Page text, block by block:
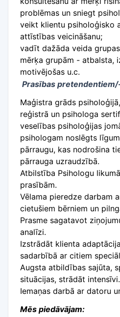
problēmas un sniegt
veikt klientu psiholoģisko
attīstības veicināšanu;
vadīt dažāda veida
mērķa grupām - atbalsta,
motivējošas u.c.
Prasības
Maģistra grāds
reģistrā un psihologa
veselības psiholoģijas
psihologam noslēgts
pārraugu, kas nodrošina
pārrauga uzraudzībā.
Atbilstība Psihologu
prasībām.
Vēlama pieredze darbam
cietušiem bērniem un
Prasme sagatavot
analīzi.
Izstrādāt klienta
sadarbībā ar citiem
Augsta atbildības sajūta,
situācijas, strādāt intensīvi.
Iemaņas darbā ar datoru
Mēs piedāvājam: